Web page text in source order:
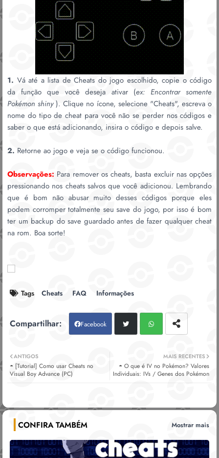
1. Vá até a lista de Cheats do jogo escolhido, copie o código
da função que você deseja ativar (ex: Encontrar somente
Pokémon shiny ). Clique no ícone, selecione "Cheats", escreva o
nome do tipo de cheat para você não se perder nos códigos e
saber o que está adicionando, insira o código e depois salve.
2. Retorne ao jogo e veja se o código funcionou.
Observações: Para remover os cheats, basta excluir nas opções
pressionando nos cheats salvos que você adicionou. Lembrando
que é bom não abusar muito desses códigos porque eles
podem corromper totalmente seu save do jogo, por isso é bom
ter um backup do save guardado antes de fazer qualquer cheat
na rom. Boa sorte!
Tags Cheats FAQ Informações
Facebook
er atsa
MAIS RECENTES
◓ O que é IV no Pokémon? Valores
Individuais: IVs / Genes dos Pokémon
ANTIGOS
◓ [Tutorial] Como usar Cheats no
Visual Boy Advance (PC)
CONFIRA TAMBÉM Mostrar mais